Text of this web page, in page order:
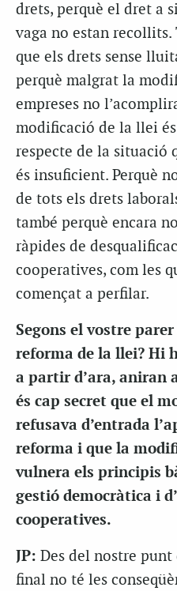
drets, perquè el dret a
vaga no estan recollits.
que els drets sense
perquè malgrat la
empreses no
modificació de la llei
respecte de la situació
és insuficient. Perquè
de tots els drets
també perquè encara
ràpides de
cooperatives, com les
començat a perfilar.
Segons el vostre
reforma de la llei? Hi
a partir d’ara, aniran
és cap secret que el
refusava d’entrada
reforma i que la
vulnera els principis
gestió democràtica i
cooperatives.
JP: Des del nostre
final no té les